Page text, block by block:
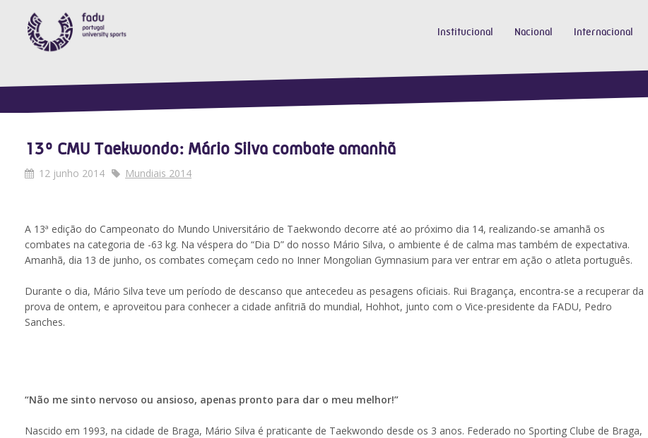
Institucional Nacional Internacional
13º CMU Taekwondo: Mário Silva combate amanhã
12 junho 2014 Mundiais 2014
A 13ª edição do Campeonato do Mundo Universitário de Taekwondo decorre até ao próximo dia 14, realizando-se amanhã os
combates na categoria de -63 kg. Na véspera do “Dia D” do nosso Mário Silva, o ambiente é de calma mas também de expectativa.
Amanhã, dia 13 de junho, os combates começam cedo no Inner Mongolian Gymnasium para ver entrar em ação o atleta português.
Durante o dia, Mário Silva teve um período de descanso que antecedeu as pesagens oficiais. Rui Bragança, encontra-se a recuperar da
prova de ontem, e aproveitou para conhecer a cidade anfitriã do mundial, Hohhot, junto com o Vice-presidente da FADU, Pedro
Sanches.
“Não me sinto nervoso ou ansioso, apenas pronto para dar o meu melhor!”
Nascido em 1993, na cidade de Braga, Mário Silva é praticante de Taekwondo desde os 3 anos. Federado no Sporting Clube de Braga,